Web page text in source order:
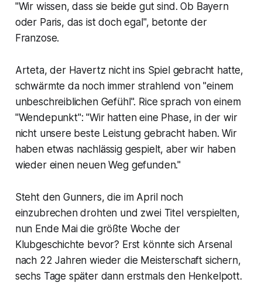
"Wir wissen, dass sie beide gut sind. Ob Bayern
oder Paris, das ist doch egal", betonte der
Franzose.
Arteta, der Havertz nicht ins Spiel gebracht hatte,
schwärmte da noch immer strahlend von "einem
unbeschreiblichen Gefühl". Rice sprach von einem
"Wendepunkt": "Wir hatten eine Phase, in der wir
nicht unsere beste Leistung gebracht haben. Wir
haben etwas nachlässig gespielt, aber wir haben
wieder einen neuen Weg gefunden."
Steht den Gunners, die im April noch
einzubrechen drohten und zwei Titel verspielten,
nun Ende Mai die größte Woche der
Klubgeschichte bevor? Erst könnte sich Arsenal
nach 22 Jahren wieder die Meisterschaft sichern,
sechs Tage später dann erstmals den Henkelpott.